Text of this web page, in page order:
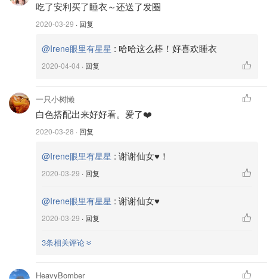
当然说什么都没用视频来的直观啦！感受这种东西，也没法
完全通过文字来表达，也很难跟大家形容究竟有多舒服。如
视频里拍到的，枕套完全符合我枕头的大小，完美贴合，手
晚上戴着又遮光又舒适，很快就睡着了！被子的质感更是
棒，每一寸肌肤都被柔软包裹着，又轻又滑。接下来就跟大
吃了安利买了睡衣～还送了发圈
2020-03-29 · 回复
@Irene眼里有星星 : 哈哈这么棒！好喜欢睡衣
2020-04-04 · 回复
一只小树懒
白色搭配出来好好看。爱了❤️
2020-03-28 · 回复
@Irene眼里有星星 : 谢谢仙女♥️！
2020-03-29 · 回复
@Irene眼里有星星 : 谢谢仙女♥️
2020-03-29 · 回复
3条相关评论
HeavyBomber